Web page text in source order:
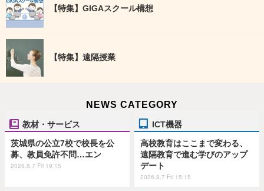
【特集】GIGAスクール構想
【特集】遠隔授業
NEWS CATEGORY
教材・サービス
茨城県の公立7校で校長を公
募、教員免許不問…エン
2026.8.7 Fri 19:15
ICT機器
高校教育はここまで変わる、
遠隔教育で進む学びのアップ
デート
2026.8.7 Fri 15:15